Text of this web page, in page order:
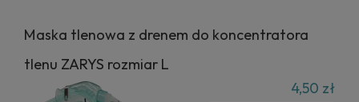
Maska tlenowa z drenem do koncentratora
tlenu ZARYS rozmiar L
4,50 zł